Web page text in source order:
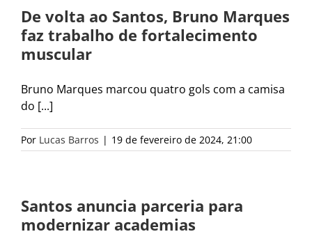
De volta ao Santos, Bruno Marques
faz trabalho de fortalecimento
muscular
Bruno Marques marcou quatro gols com a camisa
do [...]
Por Lucas Barros | 19 de fevereiro de 2024, 21:00
Santos anuncia parceria para
modernizar academias